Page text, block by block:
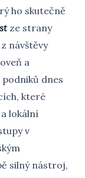
ho skutečně
ze strany
návštěvy
a
dnes
které
lokální
v
silný nástroj,